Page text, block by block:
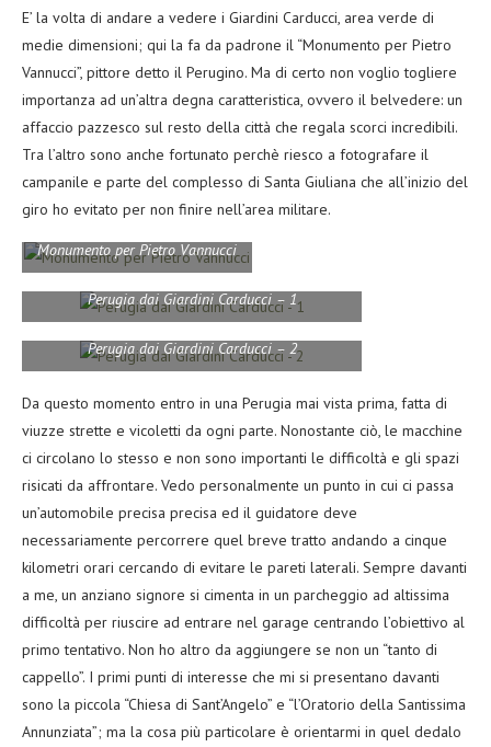
E’ la volta di andare a vedere i Giardini Carducci, area verde di
medie dimensioni; qui la fa da padrone il “Monumento per Pietro
Vannucci”, pittore detto il Perugino. Ma di certo non voglio togliere
importanza ad un’altra degna caratteristica, ovvero il belvedere: un
affaccio pazzesco sul resto della città che regala scorci incredibili.
Tra l’altro sono anche fortunato perchè riesco a fotografare il
campanile e parte del complesso di Santa Giuliana che all’inizio del
giro ho evitato per non finire nell’area militare.
Monumento per Pietro Vannucci
Perugia dai Giardini Carducci – 1
Perugia dai Giardini Carducci – 2
Da questo momento entro in una Perugia mai vista prima, fatta di
viuzze strette e vicoletti da ogni parte. Nonostante ciò, le macchine
ci circolano lo stesso e non sono importanti le difficoltà e gli spazi
risicati da affrontare. Vedo personalmente un punto in cui ci passa
un’automobile precisa precisa ed il guidatore deve
necessariamente percorrere quel breve tratto andando a cinque
kilometri orari cercando di evitare le pareti laterali. Sempre davanti
a me, un anziano signore si cimenta in un parcheggio ad altissima
difficoltà per riuscire ad entrare nel garage centrando l’obiettivo al
primo tentativo. Non ho altro da aggiungere se non un “tanto di
cappello”. I primi punti di interesse che mi si presentano davanti
sono la piccola “Chiesa di Sant’Angelo” e “l’Oratorio della Santissima
Annunziata”; ma la cosa più particolare è orientarmi in quel dedalo